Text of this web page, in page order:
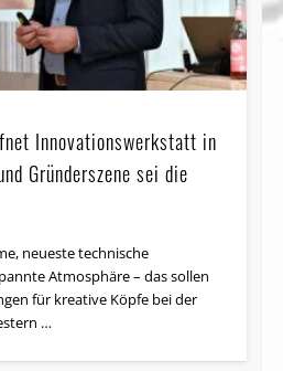
Innovationswerkstatt in
Gründer­szene sei die
neueste technische
Atmosphäre – das sollen
für kreative Köpfe bei der
…